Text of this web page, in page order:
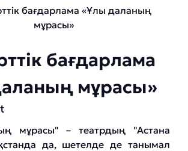
бағдарлама
мұрасы»
мұрасы" – театрдың "Астана
да, шетелде де танымал